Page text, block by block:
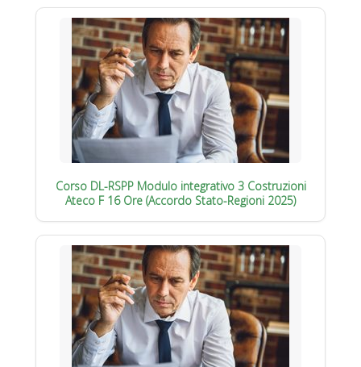
Corso DL-RSPP Modulo integrativo 3 Costruzioni
Ateco F 16 Ore (Accordo Stato-Regioni 2025)